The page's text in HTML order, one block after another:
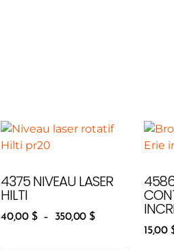
4375 NIVEAU LASER
HILTI
40,00 $ – 350,00 $
15,00